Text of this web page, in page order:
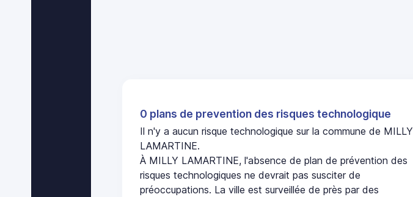
0 plans de prevention des risques technologique
Il n'y a aucun risque technologique sur la commune de MILLY
LAMARTINE.
À MILLY LAMARTINE, l'absence de plan de prévention des
risques technologiques ne devrait pas susciter de
préoccupations. La ville est surveillée de près par des